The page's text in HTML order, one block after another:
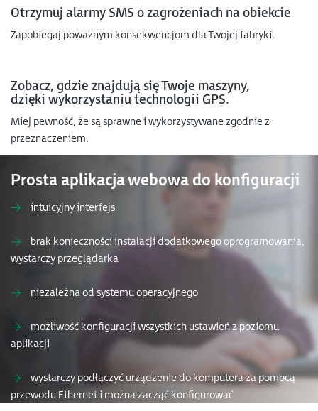
Otrzymuj alarmy SMS o zagrożeniach na obiekcie
Zapobiegaj poważnym konsekwencjom dla Twojej fabryki.
Zobacz, gdzie znajdują się Twoje maszyny,
dzięki wykorzystaniu technologii GPS.
Miej pewność, że są sprawne i wykorzystywane zgodnie z
przeznaczeniem.
Prosta aplikacja webowa do konfiguracji
→ intuicyjny interfejs​
→
brak konieczności instalacji dodatkowego oprogramowania,
wystarczy przeglądarka
→ niezależna od systemu operacyjnego
→
możliwość konfiguracji wszystkich ustawień z poziomu
aplikacji
→
wystarczy podłączyć urządzenie do komputera za pomocą
przewodu Ethernet i można zacząć konfigurować